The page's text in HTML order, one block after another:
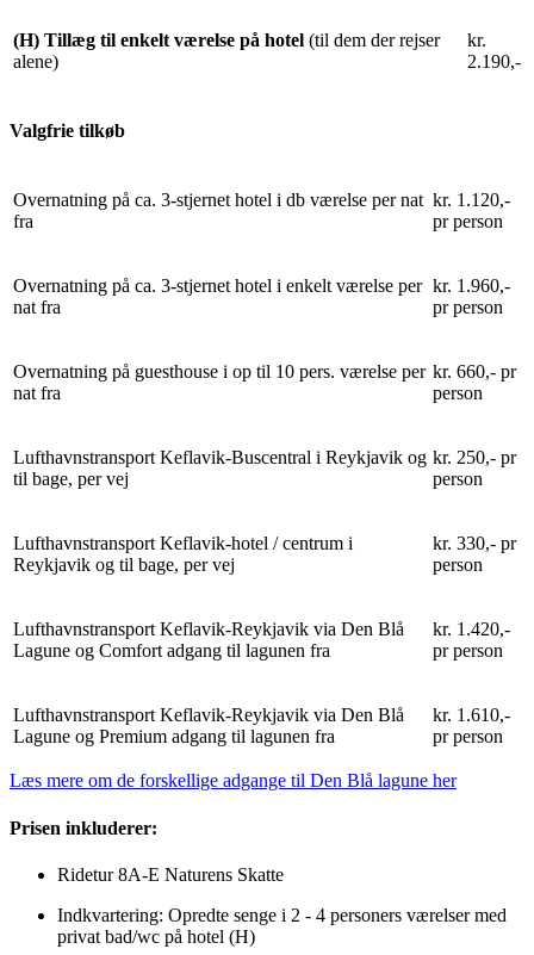
(H) Tillæg til enkelt værelse på hotel (til dem der rejser
alene)
kr.
2.190,-
Valgfrie tilkøb
Overnatning på ca. 3-stjernet hotel i db værelse per nat
fra
kr. 1.120,-
pr person
Overnatning på ca. 3-stjernet hotel i enkelt værelse per
nat fra
kr. 1.960,-
pr person
Overnatning på guesthouse i op til 10 pers. værelse per
nat fra
kr. 660,- pr
person
Lufthavnstransport Keflavik-Buscentral i Reykjavik og
til bage, per vej
kr. 250,- pr
person
Lufthavnstransport Keflavik-hotel / centrum i
Reykjavik og til bage, per vej
kr. 330,- pr
person
Lufthavnstransport Keflavik-Reykjavik via Den Blå
Lagune og Comfort adgang til lagunen fra
kr. 1.420,-
pr person
Lufthavnstransport Keflavik-Reykjavik via Den Blå
Lagune og Premium adgang til lagunen fra
kr. 1.610,-
pr person
Læs mere om de forskellige adgange til Den Blå lagune her
Prisen inkluderer:
Ridetur 8A-E Naturens Skatte
Indkvartering: Opredte senge i 2 - 4 personers værelser med
privat bad/wc på hotel (H)